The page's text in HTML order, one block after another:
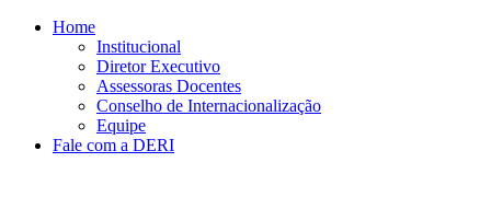
Conteúdo principal
Home
Institucional
Diretor Executivo
Assessoras Docentes
Conselho de Internacionalização
Equipe
Fale com a DERI